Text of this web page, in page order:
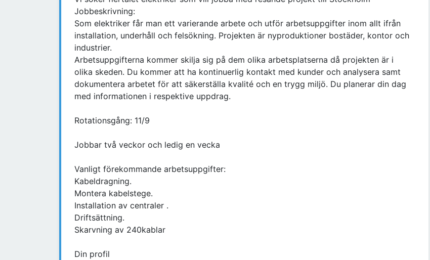
Jobbeskrivning:
Som elektriker får man ett varierande arbete och utför arbetsuppgifter inom allt ifrån
installation, underhåll och felsökning. Projekten är nyproduktioner bostäder, kontor och
industrier.
Arbetsuppgifterna kommer skilja sig på dem olika arbetsplatserna då projekten är i
olika skeden. Du kommer att ha kontinuerlig kontakt med kunder och analysera samt
dokumentera arbetet för att säkerställa kvalité och en trygg miljö. Du planerar din dag
med informationen i respektive uppdrag.
Rotationsgång: 11/9
Jobbar två veckor och ledig en vecka
Vanligt förekommande arbetsuppgifter:
Kabeldragning.
Montera kabelstege.
Installation av centraler .
Driftsättning.
Skarvning av 240kablar
Din profil